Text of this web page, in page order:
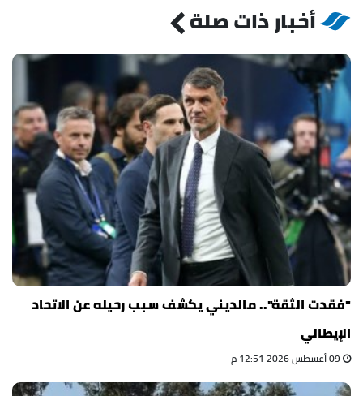
أخبار ذات صلة
"فقدت الثقة".. مالديني يكشف سبب رحيله عن الاتحاد
الإيطالي